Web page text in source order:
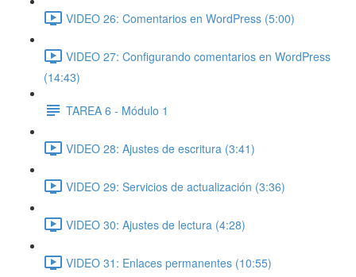
VIDEO 26: Comentarios en WordPress (5:00)
VIDEO 27: Configurando comentarios en WordPress
(14:43)
TAREA 6 - Módulo 1
VIDEO 28: Ajustes de escritura (3:41)
VIDEO 29: Servicios de actualización (3:36)
VIDEO 30: Ajustes de lectura (4:28)
VIDEO 31: Enlaces permanentes (10:55)